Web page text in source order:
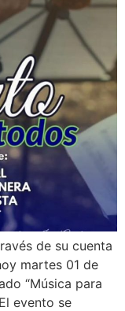
de su cuenta
martes 01 de
“Música para
evento se